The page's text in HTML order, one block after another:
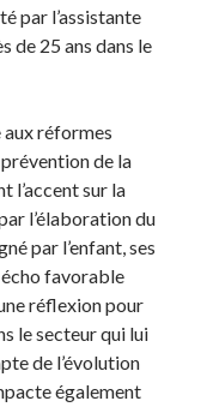
par l’assistante
de 25 ans dans le
réformes
de la
l’accent sur la
l’élaboration du
par l’enfant, ses
favorable
réflexion pour
le secteur qui lui
de l’évolution
également